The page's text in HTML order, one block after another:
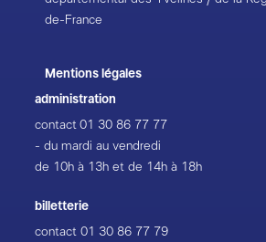
de-France
Mentions légales
administration
contact01 30 86 77 77
- du mardi au vendredi
de 10h à 13h et de 14h à 18h
billetterie
contact01 30 86 77 79